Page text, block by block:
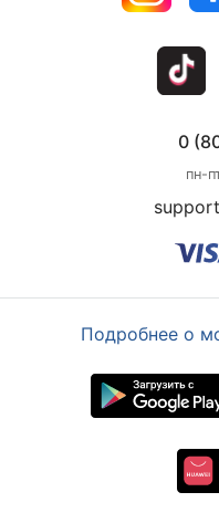
0
пн-
Подробнее о